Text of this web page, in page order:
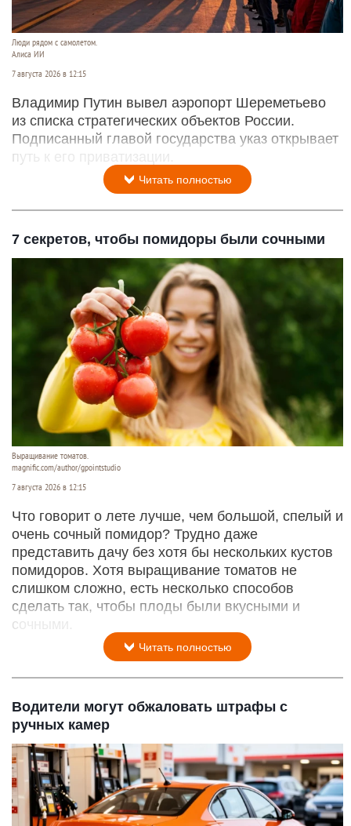
Люди рядом с самолетом.
Алиса ИИ
7 августа 2026 в 12:15
Владимир Путин вывел аэропорт Шереметьево
из списка стратегических объектов России.
Подписанный главой государства указ открывает
путь к его приватизации.
Читать полностью
7 секретов, чтобы помидоры были сочными
Выращивание томатов.
magnific.com/author/gpointstudio
7 августа 2026 в 12:15
Что говорит о лете лучше, чем большой, спелый и
очень сочный помидор? Трудно даже
представить дачу без хотя бы нескольких кустов
помидоров. Хотя выращивание томатов не
слишком сложно, есть несколько способов
сделать так, чтобы плоды были вкусными и
сочными.
Читать полностью
Водители могут обжаловать штрафы с
ручных камер